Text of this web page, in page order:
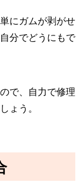
にガムが剥がせ
分でどうにもで
で、自力で修理
ょう。